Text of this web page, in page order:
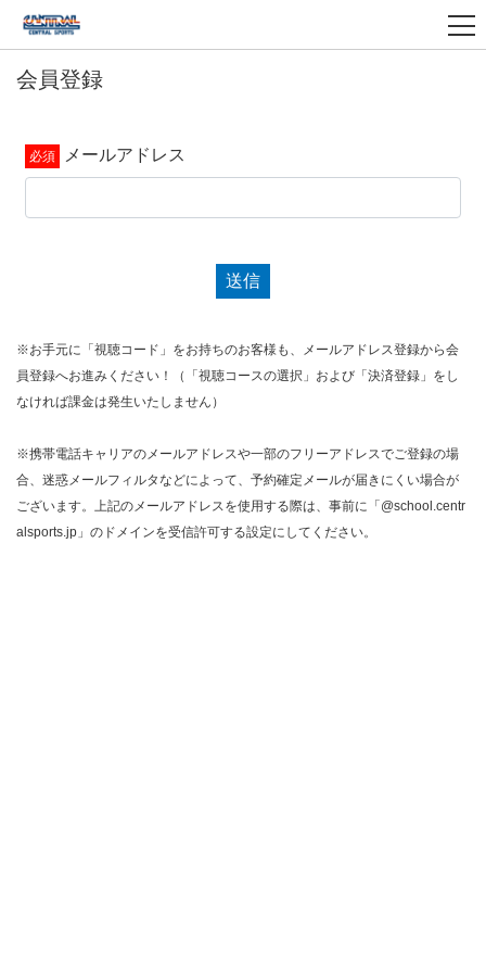
会員登録
メールアドレス
送信
※お手元に「視聴コード」をお持ちのお客様も、メールアドレス登録から会
員登録へお進みください！（「視聴コースの選択」および「決済登録」をし
なければ課金は発生いたしません）
※携帯電話キャリアのメールアドレスや一部のフリーアドレスでご登録の場
合、迷惑メールフィルタなどによって、予約確定メールが届きにくい場合が
ございます。上記のメールアドレスを使用する際は、事前に「@school.centr
alsports.jp」のドメインを受信許可する設定にしてください。